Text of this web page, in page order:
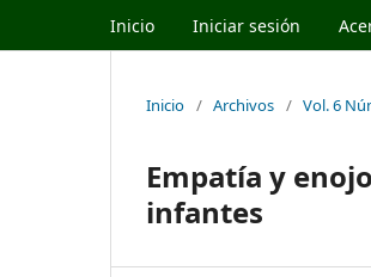
Inicio Iniciar sesión
Inicio / Archivos / Vol. 6
Empatía y
infantes